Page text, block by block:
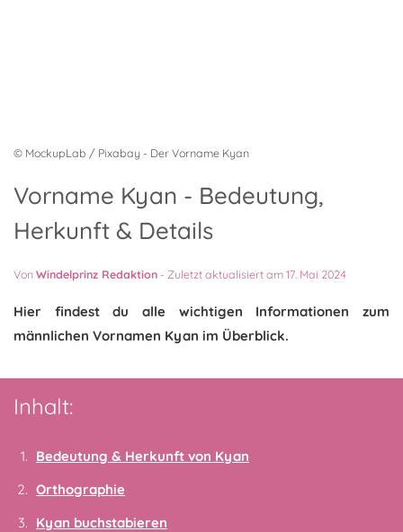
© MockupLab / Pixabay - Der Vorname Kyan
Vorname Kyan - Bedeutung,
Herkunft & Details
VonWindelprinz Redaktion - Zuletzt aktualisiert am 17. Mai 2024
Hier findest du alle wichtigen Informationen zum
männlichen Vornamen Kyan im Überblick.
Inhalt:
Bedeutung & Herkunft von Kyan
Orthographie
Kyan buchstabieren